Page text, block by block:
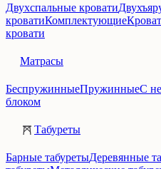
Двухспальные кровати
кроватиКомплектующие
кровати
Матрасы
БеспружинныеПружинныеС
блоком
Табуреты
Барные табуретыДеревянные